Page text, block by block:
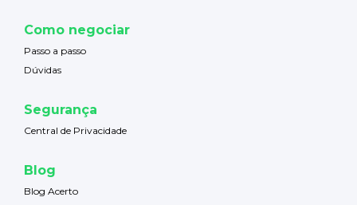
Como negociar
Passo a passo
Dúvidas
Segurança
Central de Privacidade
Blog
Blog Acerto